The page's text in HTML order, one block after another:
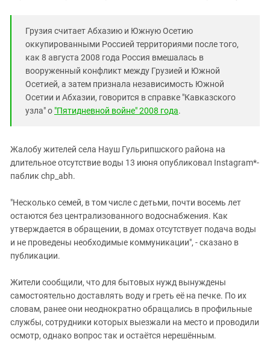
Грузия считает Абхазию и Южную Осетию
оккупированными Россией территориями после того,
как 8 августа 2008 года Россия вмешалась в
вооруженный конфликт между Грузией и Южной
Осетией, а затем признала независимость Южной
Осетии и Абхазии, говорится в справке "Кавказского
узла" о "Пятидневной войне" 2008 года.
Жалобу жителей села Науш Гульрипшского района на
длительное отсутствие воды 13 июня опубликовал Instagram*-
паблик chp_abh.
"Несколько семей, в том числе с детьми, почти восемь лет
остаются без централизованного водоснабжения. Как
утверждается в обращении, в домах отсутствует подача воды
и не проведены необходимые коммуникации", - сказано в
публикации.
Жители сообщили, что для бытовых нужд вынуждены
самостоятельно доставлять воду и греть её на печке. По их
словам, ранее они неоднократно обращались в профильные
службы, сотрудники которых выезжали на место и проводили
осмотр, однако вопрос так и остаётся нерешённым.